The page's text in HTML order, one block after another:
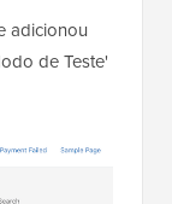
adicionou
de Teste'